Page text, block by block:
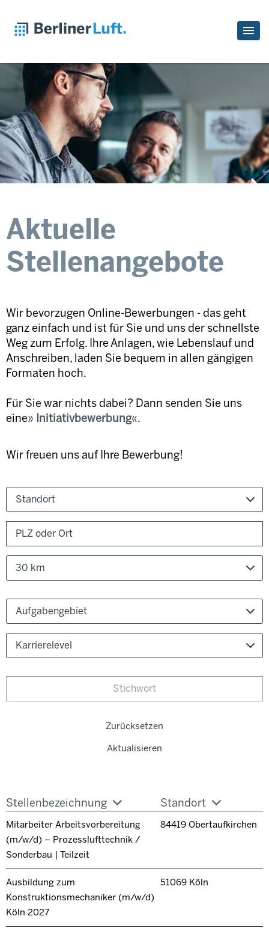
Aktuelle
Stellenangebote
Wir bevorzugen Online-Bewerbungen - das geht
ganz einfach und ist für Sie und uns der schnellste
Weg zum Erfolg. Ihre Anlagen, wie Lebenslauf und
Anschreiben, laden Sie bequem in allen gängigen
Formaten hoch.
Für Sie war nichts dabei? Dann senden Sie uns
eine
Initiativbewerbung .
Wir freuen uns auf Ihre Bewerbung!
Standort
30 km
Aufgabengebiet
Karrierelevel
Zurücksetzen
Aktualisieren
Stellenbezeichnung Standort
Mitarbeiter Arbeitsvorbereitung
(m/w/d) – Prozesslufttechnik /
Sonderbau | Teilzeit
84419 Obertaufkirchen
Ausbildung zum
Konstruktionsmechaniker (m/w/d)
Köln 2027
51069 Köln